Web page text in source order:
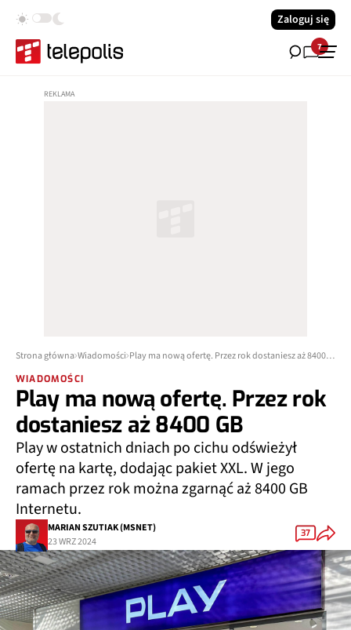
Zaloguj się
7
Strona główna Wiadomości Play ma nową ofertę. Przez rok dostaniesz aż 8400 GB
WIADOMOŚCI
Play ma nową ofertę. Przez rok
dostaniesz aż 8400 GB
Play w ostatnich dniach po cichu odświeżył
ofertę na kartę, dodając pakiet XXL. W jego
ramach przez rok można zgarnąć aż 8400 GB
Internetu.
MARIAN SZUTIAK (MSNET)
23 WRZ 2024
37